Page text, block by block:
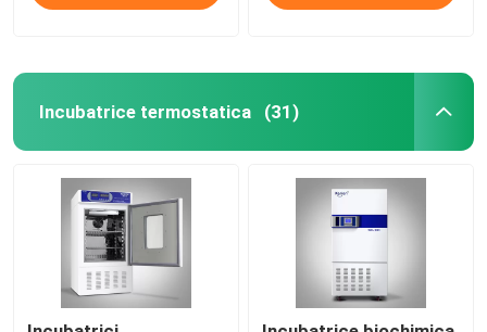
Incubatrice termostatica (31)